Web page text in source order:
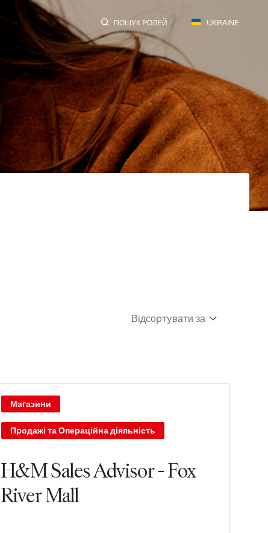
ПОШУК РОЛЕЙ UKRAINE
Відсортувати за
H&M Sales Advisor - Fox
River Mall
Магазини
Продажі та Операційна діяльність